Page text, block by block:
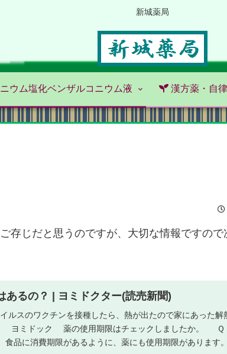
新城薬局
ウム塩化ベンザルコニウム液 漢方薬・自
存じだと思うのですが、大切な情報ですので
あるの？ | ヨミドクター(読売新聞)
ルスのワクチンを接種したら、熱が出たので家にあった解
ヨミドック 薬の使用期限はチェックしましたか。
に消費期限があるように、薬にも使用期限があります。